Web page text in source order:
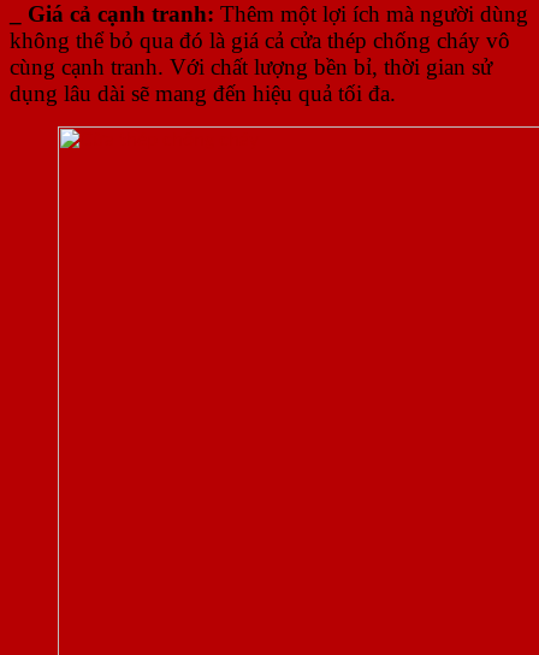
_ Giá cả cạnh tranh: Thêm một lợi ích mà người dùng
không thể bỏ qua đó là giá cả cửa thép chống cháy vô
cùng cạnh tranh. Với chất lượng bền bỉ, thời gian sử
dụng lâu dài sẽ mang đến hiệu quả tối đa.